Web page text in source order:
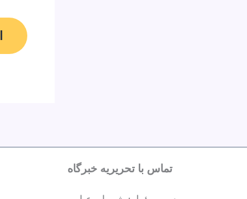
تماس با تحریریه خبرگاه